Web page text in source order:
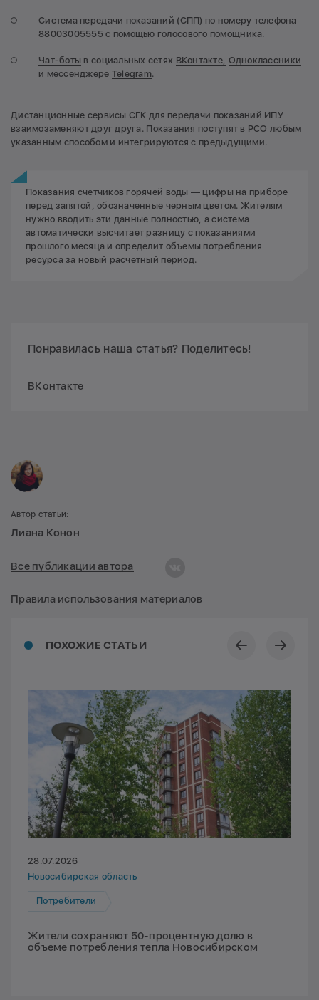
Система передачи показаний (СПП) по номеру телефона
88003005555 с помощью голосового помощника.
Чат-боты в социальных сетях ВКонтакте, Одноклассники
и мессенджере Telegram.
Дистанционные сервисы СГК для передачи показаний ИПУ
взаимозаменяют друг друга. Показания поступят в РСО любым
указанным способом и интегрируются с предыдущими.
Показания счетчиков горячей воды — цифры на приборе
перед запятой, обозначенные черным цветом. Жителям
нужно вводить эти данные полностью, а система
автоматически высчитает разницу с показаниями
прошлого месяца и определит объемы потребления
ресурса за новый расчетный период.
Понравилась наша статья? Поделитесь!
ВКонтакте
ПОХОЖИЕ СТАТЬИ
28.07.2026
Новосибирская область
Потребители
Жители сохраняют 50-процентную долю в
объеме потребления тепла Новосибирском
Автор статьи:
Лиана Конон
Все публикации автора
Правила использования материалов